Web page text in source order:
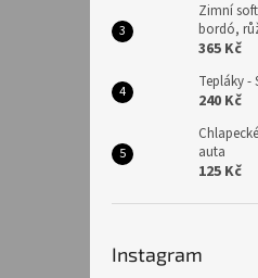
Zimní
bordó,
365 Kč
Tepláky -
240 Kč
auta
125 Kč
Instagram